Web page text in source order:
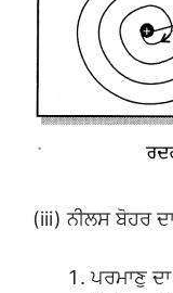
(iii) ਨੀਲਸ ਬੋਹਰ
ਪਰਮਾਣੁ